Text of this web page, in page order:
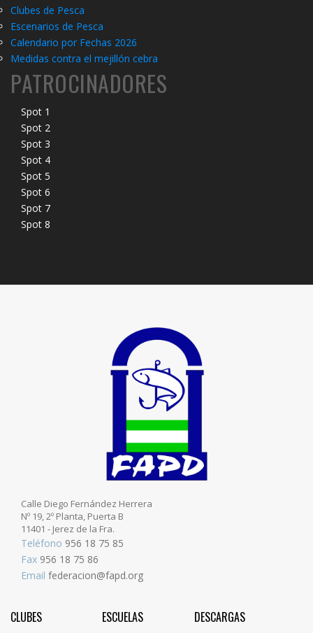
Clubes de Pesca
Escenarios de Pesca
Calendario por Fechas 2026
Medidas contra el mejillón cebra
PATROCINADORES
Spot 1
Spot 2
Spot 3
Spot 4
Spot 5
Spot 6
Spot 7
Spot 8
Calle Diego Fernández Herrera
Nº 19, 2º Planta, Puerta B
11401 - Jerez de la Fra.
Teléfono 956 18 75 85
Fax 956 18 75 86
Email federacion@fapd.org
CLUBES ESCUELAS DESCARGAS